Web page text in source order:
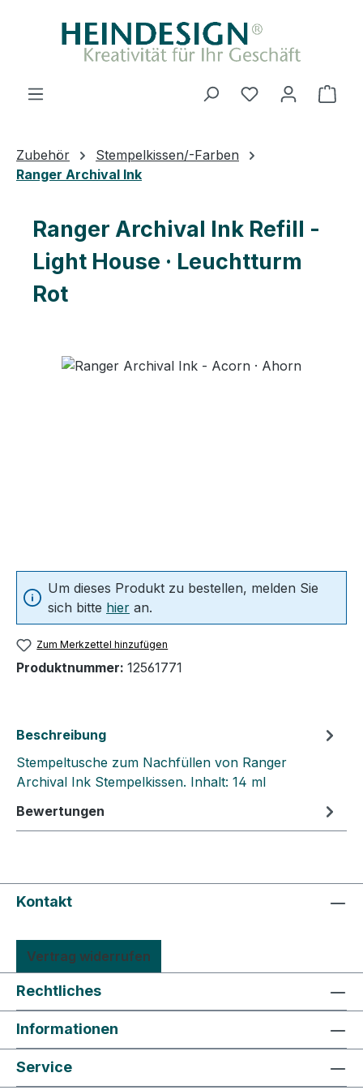
Zum Hauptinhalt springen
Du hast 0
Zubehör
Stempelkissen/-Farben
Ranger Archival Ink
Ranger Archival Ink Refill -
Light House · Leuchtturm
Rot
Um dieses Produkt zu bestellen, melden Sie
sich bitte hier an.
Zum Merkzettel hinzufügen
Produktnummer: 12561771
Beschreibung
Stempeltusche zum Nachfüllen von Ranger
Archival Ink Stempelkissen. Inhalt: 14 ml
Bewertungen
Kontakt
Vertrag widerrufen
Rechtliches
Informationen
Service